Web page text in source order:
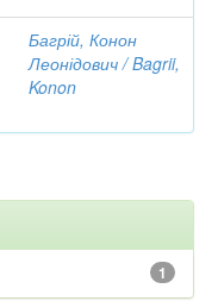
Багрій, Конон
Леонідович / Bagrii,
Konon
1